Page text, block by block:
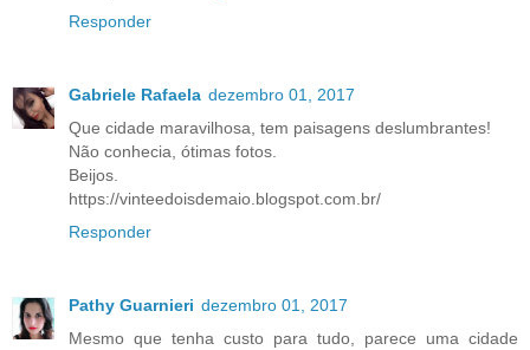
Responder
Gabriele Rafaela dezembro 01, 2017
Que cidade maravilhosa, tem paisagens deslumbrantes!
Não conhecia, ótimas fotos.
Beijos.
https://vinteedoisdemaio.blogspot.com.br/
Responder
Pathy Guarnieri dezembro 01, 2017
Mesmo que tenha custo para tudo, parece uma cidade